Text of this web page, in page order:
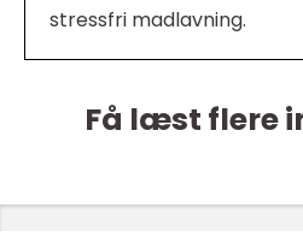
stressfri madlavning.
Få læst flere